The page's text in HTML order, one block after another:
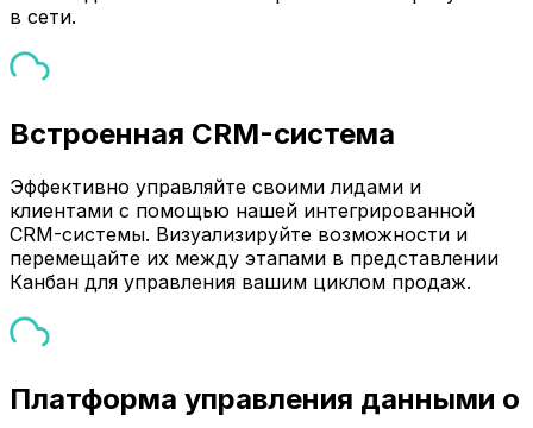
в сети.
Встроенная CRM-система
Эффективно управляйте своими лидами и
клиентами с помощью нашей интегрированной
CRM-системы. Визуализируйте возможности и
перемещайте их между этапами в представлении
Канбан для управления вашим циклом продаж.
Платформа управления данными о